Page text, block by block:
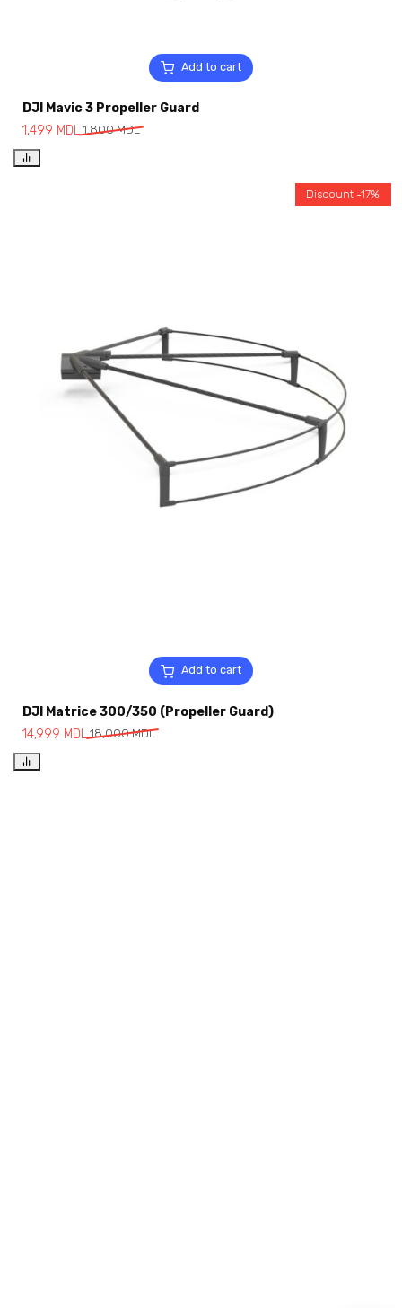
Add to cart
DJI Mavic 3 Propeller Guard
1,800MDL
1,499 MDL
Add to cart
Discount -17%
DJI Matrice 300/350 (Propeller Guard)
18,000MDL
14,999 MDL